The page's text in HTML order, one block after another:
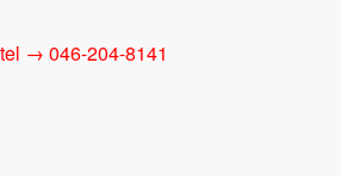
→ 046-204-8141